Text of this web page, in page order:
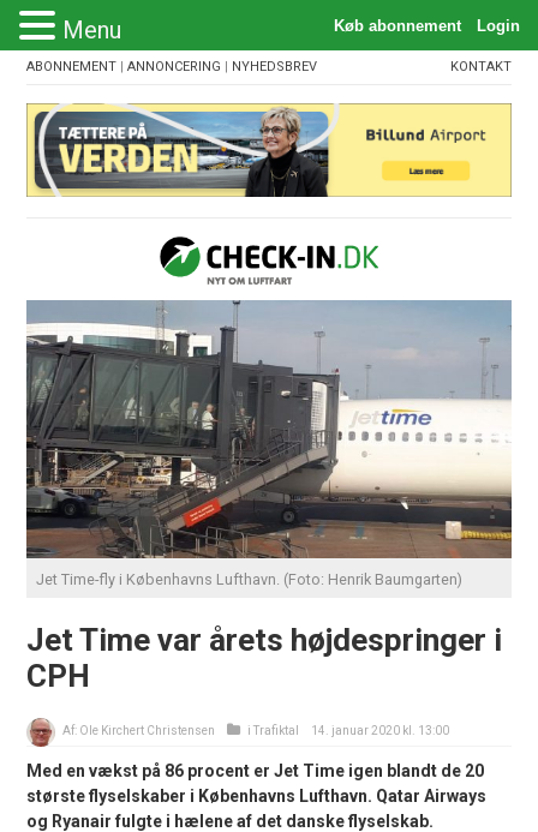
ABONNEMENT |ANNONCERING | NYHEDSBREV KONTAKT
Jet Time-fly i Københavns Lufthavn. (Foto: Henrik Baumgarten)
Jet Time var årets højdespringer i
CPH
Af: Ole Kirchert Christensen iTrafiktal 14. januar 2020 kl. 13:00
Med en vækst på 86 procent er Jet Time igen blandt de 20
største flyselskaber i Københavns Lufthavn. Qatar Airways
og Ryanair fulgte i hælene af det danske flyselskab.
Menu